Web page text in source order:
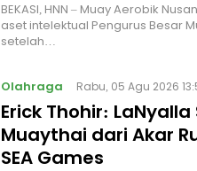
BEKASI, HNN – Muay Aerobik
aset intelektual Pengurus Besar
setelah…
Olahraga Rabu, 05 Agu 2026
Erick Thohir:
Muaythai dari Akar
SEA Games